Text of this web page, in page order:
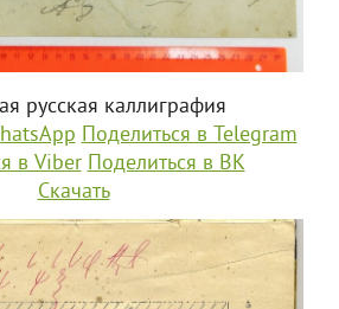
русская каллиграфия
Поделиться в Telegram
в Viber Поделиться в ВК
Скачать